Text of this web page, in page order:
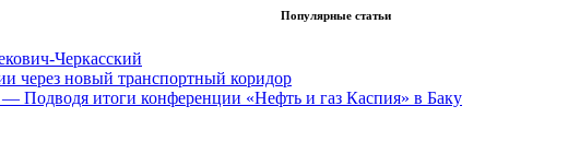
Популярные статьи
Черкасский
через новый транспортный коридор
Подводя итоги конференции «Нефть и газ Каспия» в Баку